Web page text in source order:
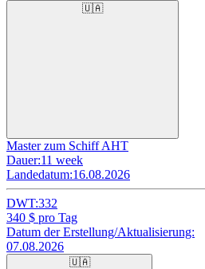
🇺🇦
Master zum Schiff AHT
Dauer:11 week
Landedatum:16.08.2026
DWT:332
340 $ pro Tag
Datum der Erstellung/Aktualisierung:
07.08.2026
🇺🇦